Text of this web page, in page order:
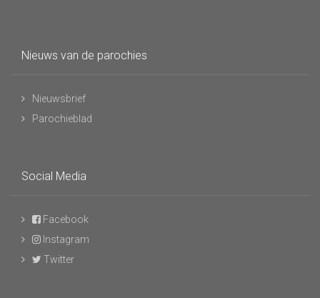
Nieuws van de parochies
Nieuwsbrief
Parochieblad
Social Media
Facebook
Instagram
Twitter